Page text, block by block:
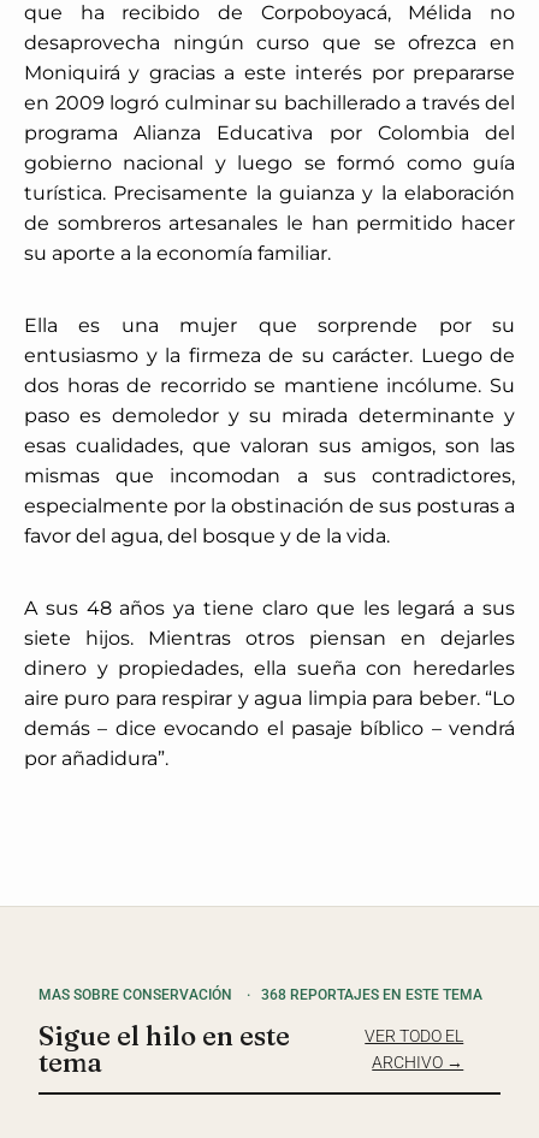
que ha recibido de Corpoboyacá, Mélida no
desaprovecha ningún curso que se ofrezca en
Moniquirá y gracias a este interés por prepararse
en 2009 logró culminar su bachillerado a través del
programa Alianza Educativa por Colombia del
gobierno nacional y luego se formó como guía
turística. Precisamente la guianza y la elaboración
de sombreros artesanales le han permitido hacer
su aporte a la economía familiar.
Ella es una mujer que sorprende por su
entusiasmo y la firmeza de su carácter. Luego de
dos horas de recorrido se mantiene incólume. Su
paso es demoledor y su mirada determinante y
esas cualidades, que valoran sus amigos, son las
mismas que incomodan a sus contradictores,
especialmente por la obstinación de sus posturas a
favor del agua, del bosque y de la vida.
A sus 48 años ya tiene claro que les legará a sus
siete hijos. Mientras otros piensan en dejarles
dinero y propiedades, ella sueña con heredarles
aire puro para respirar y agua limpia para beber. “Lo
demás – dice evocando el pasaje bíblico – vendrá
por añadidura”.
MAS SOBRE CONSERVACIÓN · 368 REPORTAJES EN ESTE TEMA
Sigue el hilo en este
tema
VER TODO EL
ARCHIVO →